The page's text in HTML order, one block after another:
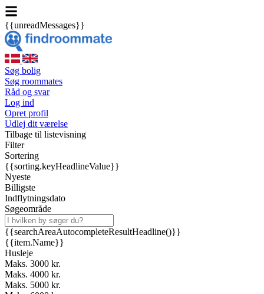
{{unreadMessages}}
Søg bolig
Søg roommates
Råd og svar
Log ind
Opret profil
Udlej dit værelse
Tilbage til listevisning
Filter
Sortering
{{sorting.keyHeadlineValue}}
Nyeste
Billigste
Indflytningsdato
Søgeområde
{{searchAreaAutocompleteResultHeadline()}}
{{item.Name}}
Husleje
Maks. 3000 kr.
Maks. 4000 kr.
Maks. 5000 kr.